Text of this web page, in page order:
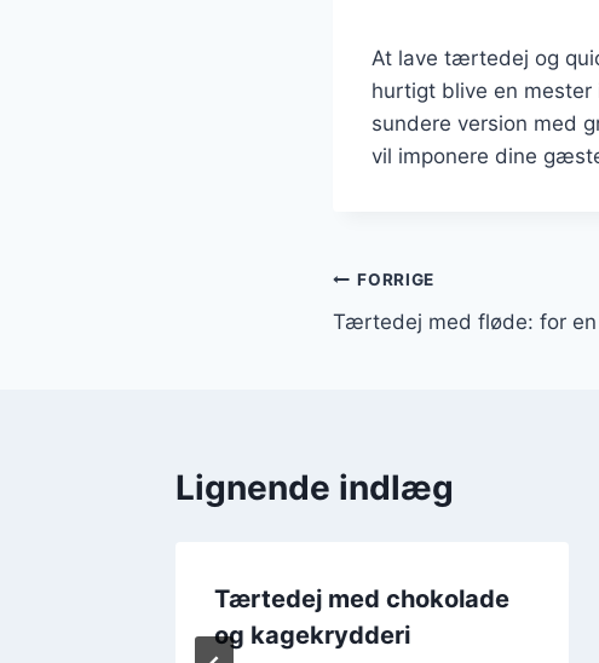
At lave tærtedej og
hurtigt blive en mester
sundere version med
vil imponere dine
FORRIGE
Tærtedej med fløde: for en
Lignende indlæg
Tærtedej med chokolade
og kagekrydderi